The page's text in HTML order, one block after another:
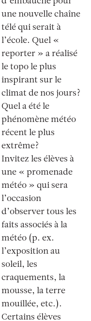
une nouvelle chaîne
télé qui serait à
l’école. Quel «
reporter » a réalisé
le topo le plus
inspirant sur le
climat de nos jours?
Quel a été le
phénomène météo
récent le plus
extrême?
Invitez les élèves à
une « promenade
météo » qui sera
l’occasion
d’observer tous les
faits associés à la
météo (p. ex.
l’exposition au
soleil, les
craquements, la
mousse, la terre
mouillée, etc.).
Certains élèves